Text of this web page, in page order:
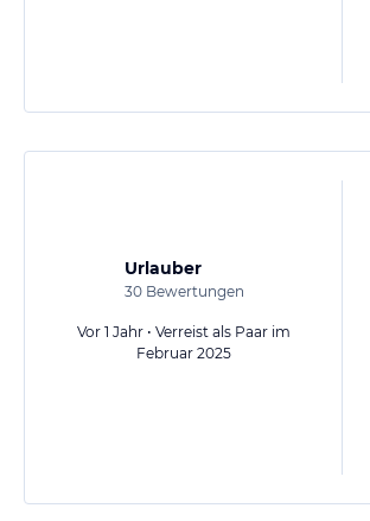
Urlauber
30Bewertungen
Vor 1 Jahr • Verreist als Paar im
Februar 2025